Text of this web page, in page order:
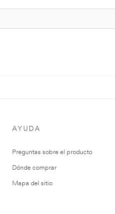
AYUDA
Preguntas sobre el producto
Dónde comprar
Mapa del sitio